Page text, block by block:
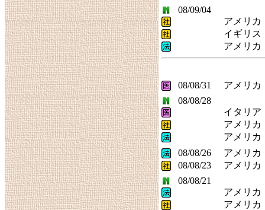
08/09/04
アメリカ
イギリス
アメリカ
08/08/31
アメリカ
08/08/28
イタリア
アメリカ
アメリカ
08/08/26
アメリカ
08/08/23
アメリカ
08/08/21
アメリカ
アメリカ